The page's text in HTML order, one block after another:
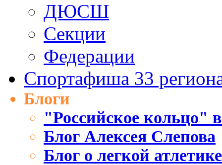
ДЮСШ
Секции
Федерации
Спортафиша 33
Блоги
"Российское кольцо"
Блог Алексея Слепова
Блог о легкой